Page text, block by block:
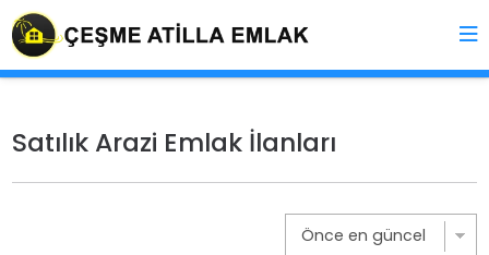
Satılık Arazi Emlak İlanları